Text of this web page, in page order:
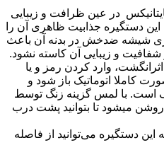
در عین ظرافت و زیبایی
دستگیره جذابیت ظاهری آن را
شیشه ضدخش در بدنه آن باعث
و زیبایی آن کاسته نشود‌.
وارد کردن رمز و یا
کاملا اتوماتیک باز شود و
است. با لمس گزینه زنگ توسط
میشود تا بتوانید پشت درب
این دستگیره می‌توانید از فاصله